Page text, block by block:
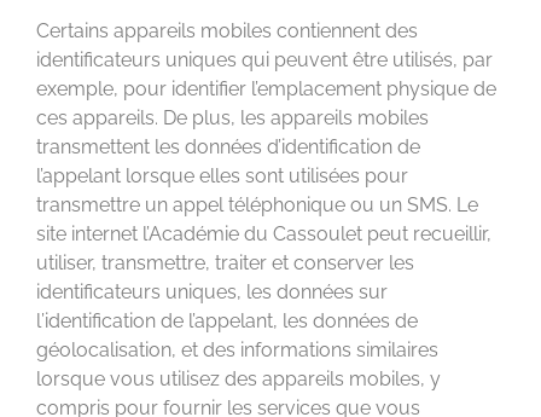
Certains appareils mobiles contiennent des
identificateurs uniques qui peuvent être utilisés, par
exemple, pour identifier l’emplacement physique de
ces appareils. De plus, les appareils mobiles
transmettent les données d’identification de
l’appelant lorsque elles sont utilisées pour
transmettre un appel téléphonique ou un SMS. Le
site internet l’Académie du Cassoulet peut recueillir,
utiliser, transmettre, traiter et conserver les
identificateurs uniques, les données sur
l’identification de l’appelant, les données de
géolocalisation, et des informations similaires
lorsque vous utilisez des appareils mobiles, y
compris pour fournir les services que vous